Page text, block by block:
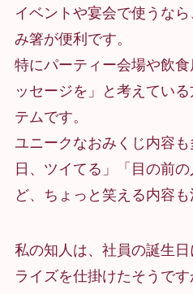
イベントや宴会で使うな
み箸が便利です。
特にパーティー会場や飲
ッセージを」と考えてい
テムです。
ユニークなおみくじ内容
日、ツイてる」「目の前
ど、ちょっと笑える内容も
私の知人は、社員の誕生
ライズを仕掛けたそうで